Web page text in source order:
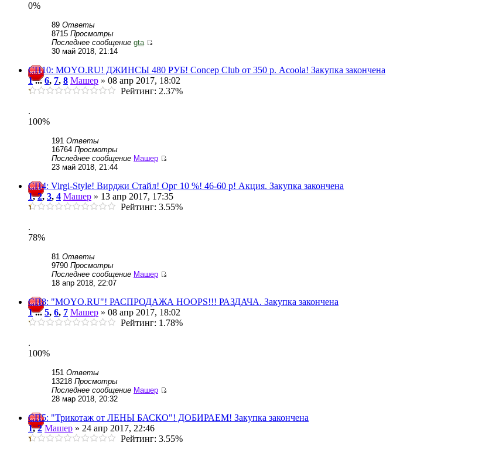
0%
89 Ответы
8715 Просмотры
Последнее сообщение gta
30 май 2018, 21:14
СП10: MOYO.RU! ДЖИНСЫ 480 РУБ! Cоncеp Club от 350 р. Acoоlа! Закупка закончена
1...6, 7, 8 Машер » 08 апр 2017, 18:02
Рейтинг: 2.37%
.
100%
191 Ответы
16764 Просмотры
Последнее сообщение Машер
23 май 2018, 21:44
СП4: Virgi-Style! Вирджи Стайл! Орг 10 %! 46-60 р! Акция. Закупка закончена
1,2, 3, 4 Машер » 13 апр 2017, 17:35
Рейтинг: 3.55%
.
78%
81 Ответы
9790 Просмотры
Последнее сообщение Машер
18 апр 2018, 22:07
СП8: "MOYO.RU"! РАСПРОДАЖА HOOPS!!! РАЗДАЧА. Закупка закончена
1...5, 6, 7 Машер » 08 апр 2017, 18:02
Рейтинг: 1.78%
.
100%
151 Ответы
13218 Просмотры
Последнее сообщение Машер
28 мар 2018, 20:32
СП5: "Трикотаж от ЛЕНЫ БАСКО"! ДОБИРАЕМ! Закупка закончена
1,2 Машер » 24 апр 2017, 22:46
Рейтинг: 3.55%